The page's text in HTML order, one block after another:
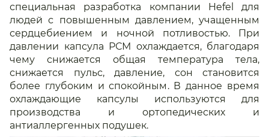
специальная разработка компании Hefel для
людей с повышенным давлением, учащенным
сердцебиением и ночной потливостью. При
давлении капсула РСМ охлаждается, благодаря
чему снижается общая температура тела,
снижается пульс, давление, сон становится
более глубоким и спокойным. В данное время
охлаждающие капсулы используются для
производства и ортопедических и
антиаллергенных подушек.